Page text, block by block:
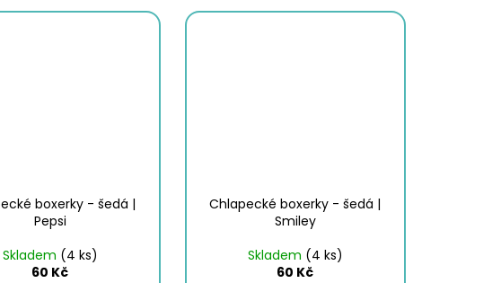
boxerky - šedá |
Pepsi
Skladem (4 ks)
60 Kč
Chlapecké boxerky - šedá |
Smiley
Skladem (4 ks)
60 Kč